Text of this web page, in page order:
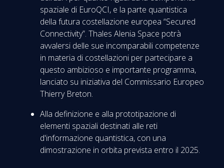
spaziale di EuroQCI, e la parte quantistica
della futura costellazione europea “Secured
Connectivity”. Thales Alenia Space potrà
avvalersi delle sue incomparabili competenze
in materia di costellazioni per partecipare a
questo ambizioso e importante programma,
lanciato su iniziativa del Commissario Europeo
Thierry Breton.
Alla definizione e alla prototipazione di
elementi spaziali destinati alle reti
d'informazione quantistica, con una
dimostrazione in orbita prevista entro il 2025.